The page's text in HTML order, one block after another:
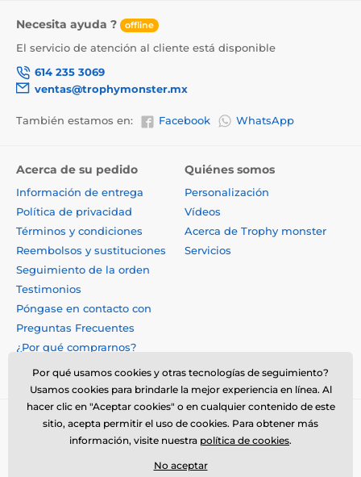
Necesita ayuda ? offline
El servicio de atención al cliente está disponible
614 235 3069
ventas@trophymonster.mx
También estamos en: Facebook WhatsApp
Acerca de su pedido
Información de entrega
Política de privacidad
Términos y condiciones
Reembolsos y sustituciones
Seguimiento de la orden
Testimonios
Póngase en contacto con
Preguntas Frecuentes
¿Por qué comprarnos?
Quiénes somos
Personalización
Vídeos
Acerca de Trophy monster
Servicios
Por qué usamos cookies y otras tecnologías de seguimiento?
Usamos cookies para brindarle la mejor experiencia en línea. Al
hacer clic en "Aceptar cookies" o en cualquier contenido de este
sitio, acepta permitir el uso de cookies. Para obtener más
información, visite nuestra política de cookies.
No aceptar